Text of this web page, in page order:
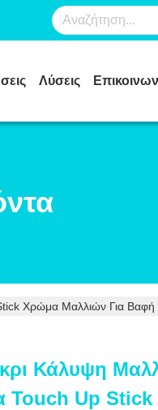
Λύσεις
Χρώμα Μαλλιών Για Βαφή
Κάλυψη
Touch Up